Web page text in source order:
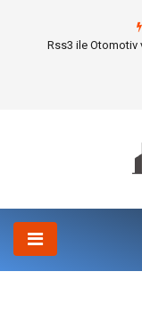
Rss3 ile Otomotiv